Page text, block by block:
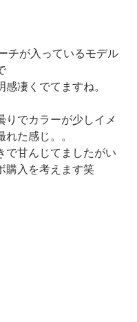
凄くでてますね。
りでカラーが少しイメ
た感じ。。
で甘んじてましたがい
購入を考えます笑